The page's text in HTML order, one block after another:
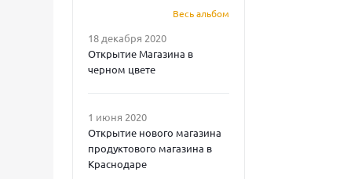
Весь альбом
18 декабря 2020
Открытие Магазина в
черном цвете
1 июня 2020
Открытие нового магазина
продуктового магазина в
Краснодаре